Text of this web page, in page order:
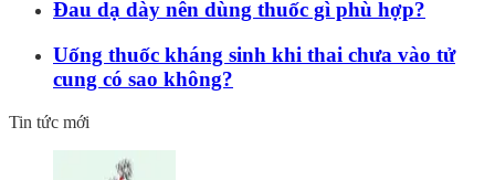
Đau dạ dày nên dùng thuốc gì phù hợp?
Uống thuốc kháng sinh khi thai chưa vào tử
cung có sao không?
Tin tức mới